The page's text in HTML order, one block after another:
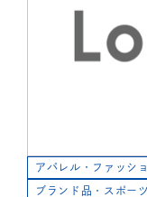
アパレル・ファッシ
ブランド品・スポー